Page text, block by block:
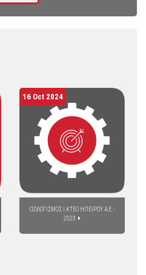
16 Oct 2024
ΙΣΟΛΟΓΙΣΜΟΣ Ι.ΚΤΕΟ ΗΠΕΙΡΟΥ Α.Ε. -
2023